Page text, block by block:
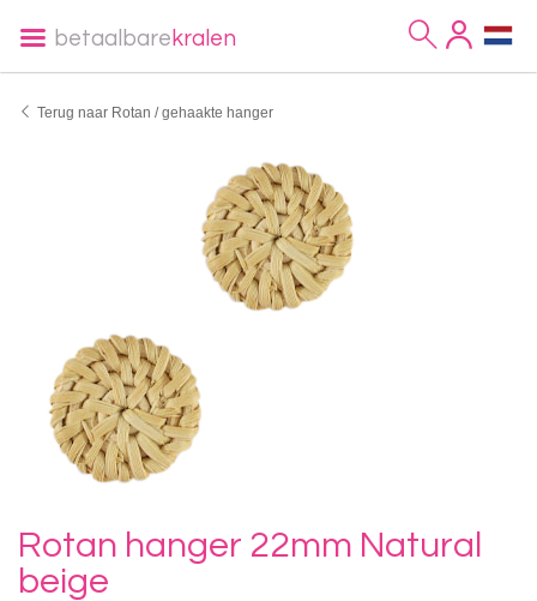
betaalbare kralen
Terug naar Rotan / gehaakte hanger
Rotan hanger 22mm Natural
beige